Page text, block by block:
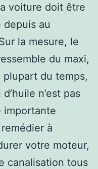
voiture doit être
au
la mesure, le
du maxi,
plupart du temps,
n’est pas
importante
à
votre moteur,
canalisation tous